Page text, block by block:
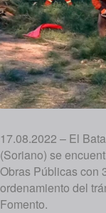
17.08.2022 – El
(Soriano) se
Obras Públicas con
ordenamiento del
Fomento.